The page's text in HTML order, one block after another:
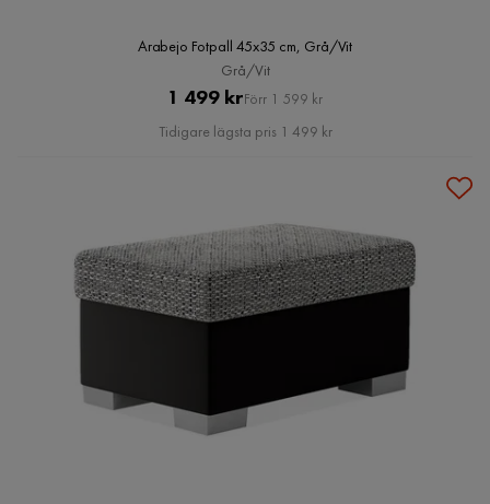
Arabejo Fotpall 45x35 cm, Grå/Vit
Grå/Vit
Pris
1 499 krOriginal
Pris
Förr 1 599 kr
Tidigare lägsta pris 1 499 kr